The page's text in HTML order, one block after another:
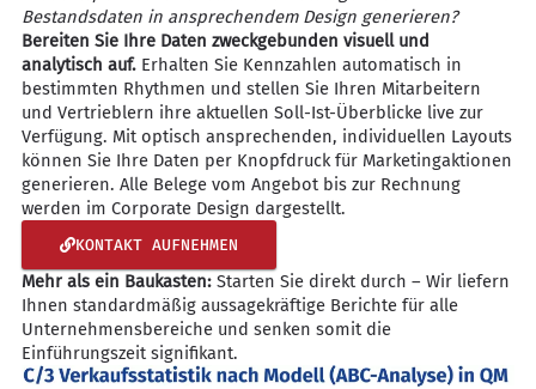
Bestandsdaten in ansprechendem Design generieren?
Bereiten Sie Ihre Daten zweckgebunden visuell und
analytisch auf.Erhalten Sie Kennzahlen automatisch in
bestimmten Rhythmen und stellen Sie Ihren Mitarbeitern
und Vertrieblern ihre aktuellen Soll-Ist-Überblicke live zur
Verfügung. Mit optisch ansprechenden, individuellen Layouts
können Sie Ihre Daten per Knopfdruck für Marketingaktionen
generieren. Alle Belege vom Angebot bis zur Rechnung
werden im Corporate Design dargestellt.
KONTAKT AUFNEHMEN
Mehr als ein Baukasten:Starten Sie direkt durch – Wir liefern
Ihnen standardmäßig aussagekräftige Berichte für alle
Unternehmensbereiche und senken somit die
Einführungszeit signifikant.